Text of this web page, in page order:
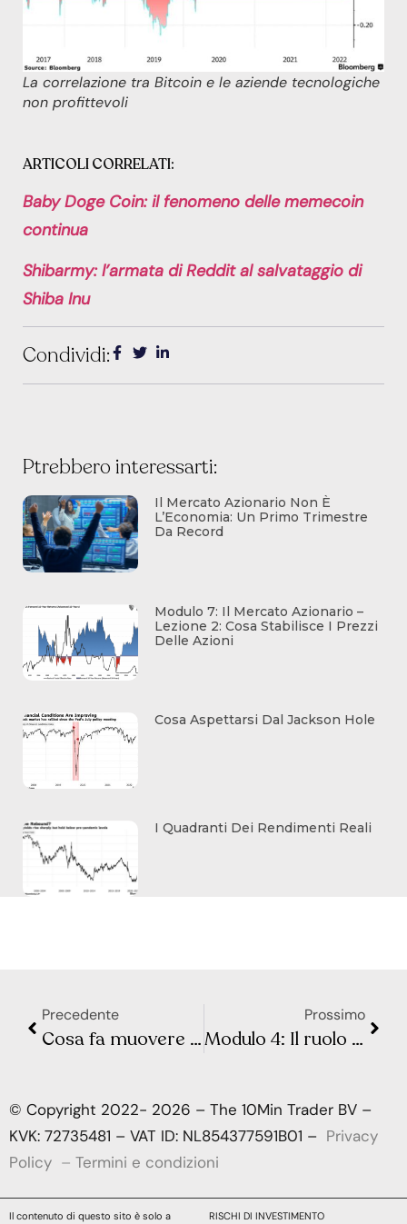
La correlazione tra Bitcoin e le aziende tecnologiche
non profittevoli
ARTICOLI CORRELATI:
Baby Doge Coin: il fenomeno delle memecoin
continua
Shibarmy: l’armata di Reddit al salvataggio di
Shiba Inu
Condividi:
Ptrebbero interessarti:
Il Mercato Azionario Non È
L’Economia: Un Primo Trimestre
Da Record
Modulo 7: Il Mercato Azionario –
Lezione 2: Cosa Stabilisce I Prezzi
Delle Azioni
Cosa Aspettarsi Dal Jackson Hole
I Quadranti Dei Rendimenti Reali
Precedente
Cosa fa muovere i mercati? Sintesi Macro – Settimana 15
Prossimo
Modulo 4: Il ruolo della moneta e i regimi monetari – Lezione 1: La deflazione
© Copyright 2022- 2026 – The 10Min Trader BV –
KVK: 72735481 – VAT ID: NL854377591B01 – Privacy
Policy – Termini e condizioni
Il contenuto di questo sito è solo a
RISCHI DI INVESTIMENTO